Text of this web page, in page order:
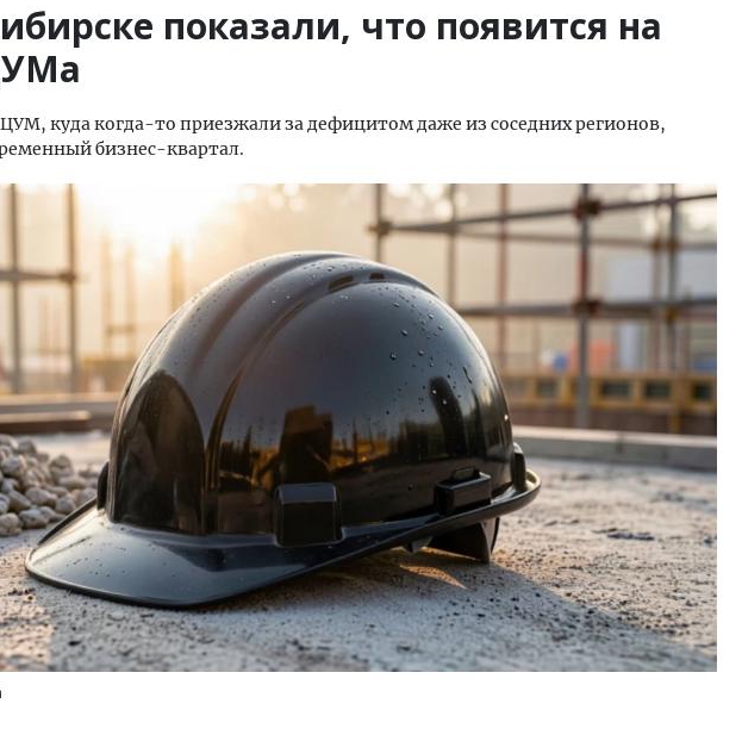
показали, что появится на
куда когда-то приезжали за дефицитом даже из соседних регионов,
бизнес-квартал.
Ищем новые берега. Гендиректор
«Жилищной инициативы» Юрий
Гатилов — о том, как девелоперу
оставаться на плаву, когда рынок
штормит
СТРОИТЕЛЬСТВО
Двухуровневые номера и
Каким будет новый бутик-
«Белкур» в Белокурихе
ДОМА И КВАРТИРЫ